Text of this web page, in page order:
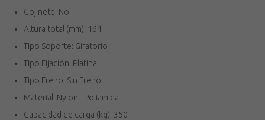
Cojinete: No
Altura total (mm): 164
Tipo Soporte: Giratorio
Tipo Fijación: Platina
Tipo Freno: Sin Freno
Material: Nylon - Poliamida
Capacidad de carga (kg): 350